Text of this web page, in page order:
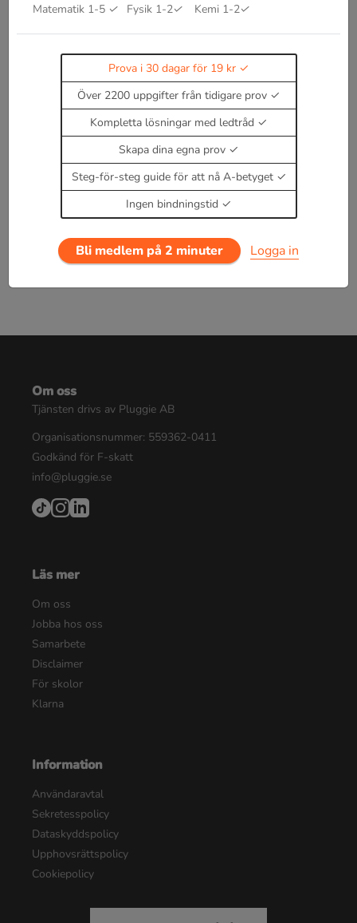
Bra att kunna inom undersöka och
Kommer snart!
Enbart medlemmar kan kommentera.Prova i 30
dagar för 19 kr.
Bli medlem nu
Matematik 1-5 ✓ Fysik 1-2✓ Kemi 1-2✓
Prova i 30 dagar för 19 kr
Över 2200 uppgifter från tidigare prov
Kompletta lösningar med ledtråd
Skapa dina egna prov
Steg-för-steg guide för att nå A-betyget
Ingen bindningstid
Bli medlem på 2 minuter Logga in
Om oss
Tjänsten drivs av Pluggie AB
Organisationsnummer: 559362-0411
Godkänd för F-skatt
info@pluggie.se
Läs mer
Om oss
Jobba hos oss
Samarbete
Disclaimer
För skolor
Klarna
Information
Användaravtal
Sekretesspolicy
Dataskyddspolicy
Upphovsrättspolicy
Cookiepolicy